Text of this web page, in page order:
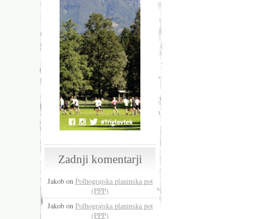
Zadnji komentarji
Jakobon Polhograjska planinska pot
(PPP)
Jakobon Polhograjska planinska pot
(PPP)